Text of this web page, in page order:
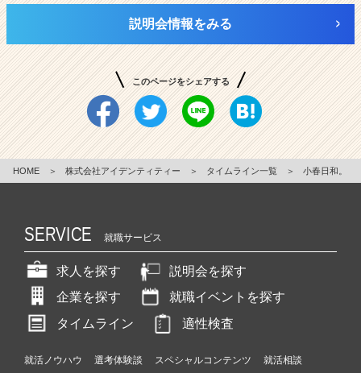
説明会情報をみる
このページをシェアする
HOME ＞ 株式会社アイデンティティー ＞ タイムライン一覧 ＞ 小春日和。
SERVICE 就職サービス
求人を探す
説明会を探す
企業を探す
就職イベントを探す
タイムライン
適性検査
就活ノウハウ 選考体験談 スペシャルコンテンツ
就活相談